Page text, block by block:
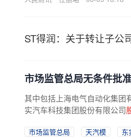
ST得润：关于转让子公
市场监管总局无条件批
其中包括上海电气自动化集团
实汽车科技集团股份有限公司
市场监管总局 天汽模
东